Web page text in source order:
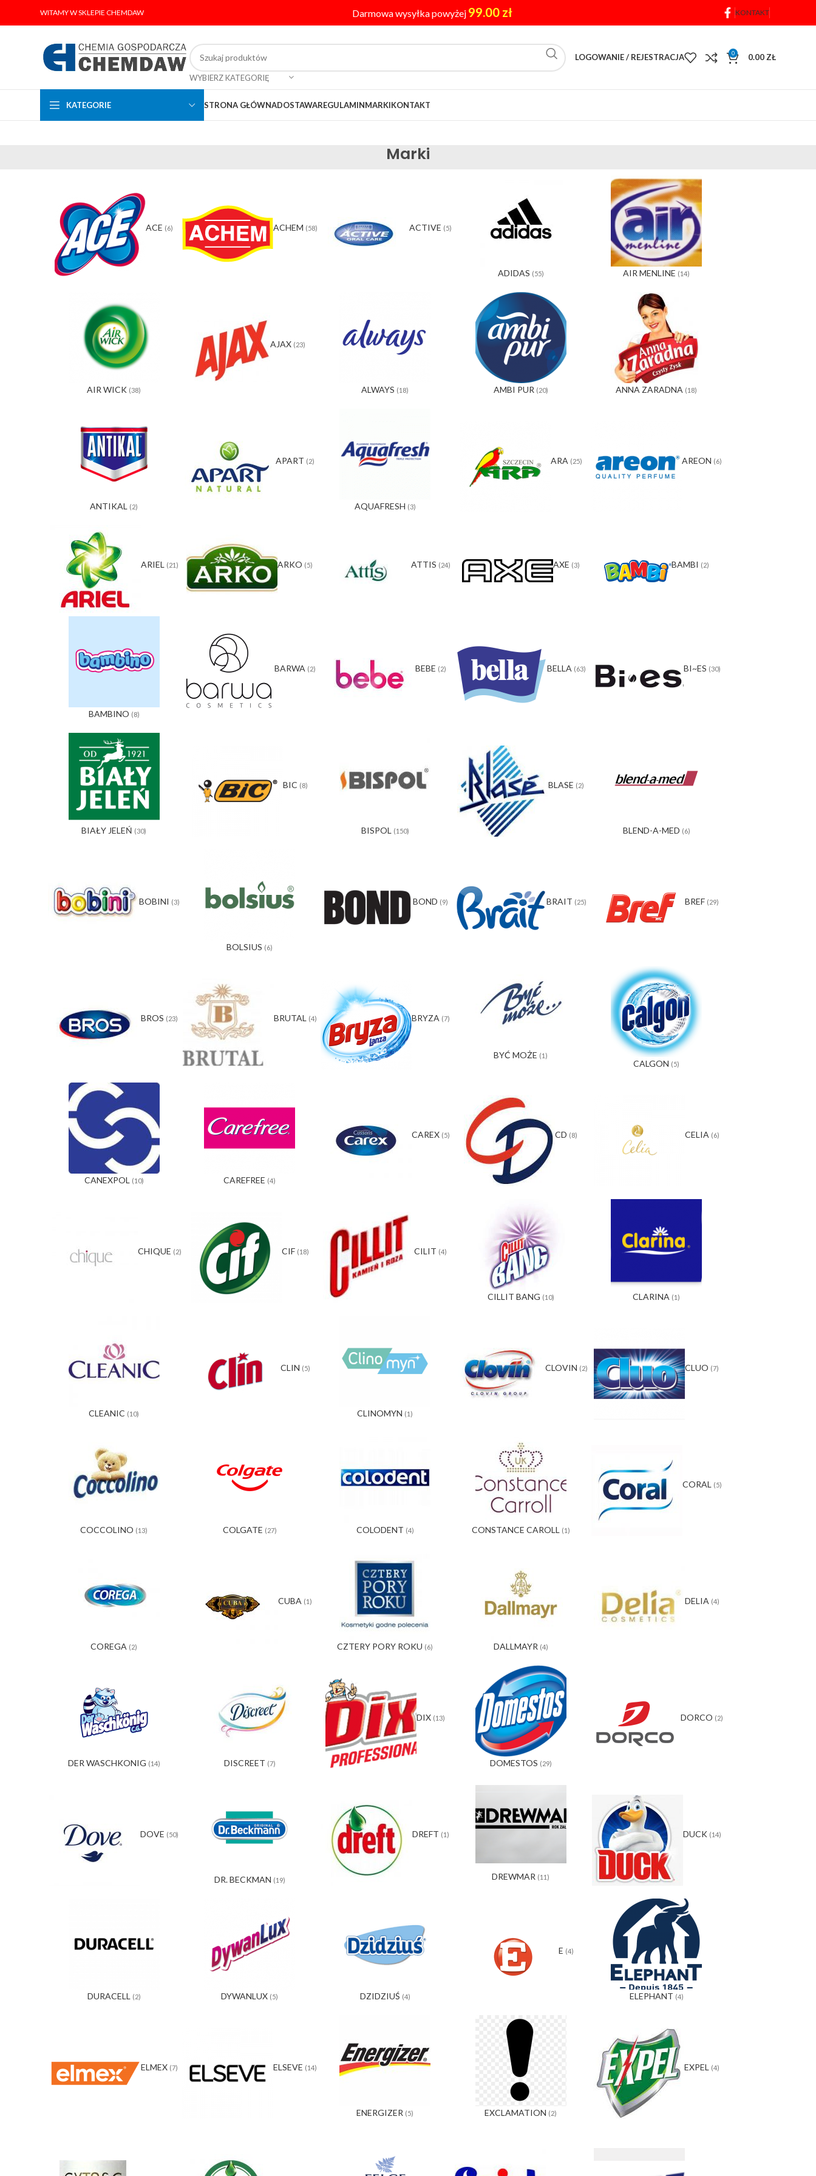
WITAMY W SKLEPIE CHEMDAW Darmowa wysyłka powyżej 99.00 zł KONTAKT
WYBIERZ KATEGORIĘ
LOGOWANIE / REJESTRACJA 0 0.00 ZŁ
KATEGORIE STRONA GŁÓWNADOSTAWAREGULAMINMARKIKONTAKT
Marki
ACE (6) ACHEM (58) ACTIVE (5)
ADIDAS (55) AIR MENLINE (14)
AIR WICK (38)
AJAX (23)
ALWAYS (18) AMBI PUR (20) ANNA ZARADNA (18)
ANTIKAL (2)
APART (2)
AQUAFRESH (3)
ARA (25) AREON (6)
ARIEL (21) ARKO (5) ATTIS (24) AXE (3) BAMBI (2)
BAMBINO (8)
BARWA (2) BEBE (2) BELLA (63) BI~ES (30)
BIAŁY JELEŃ (30)
BIC (8)
BISPOL (150)
BLASE (2)
BLEND-A-MED (6)
BOBINI (3)
BOLSIUS (6)
BOND (9) BRAIT (25) BREF (29)
BROS (23) BRUTAL (4) BRYZA (7)
BYĆ MOŻE (1)
CALGON (5)
CANEXPOL (10) CAREFREE (4)
CAREX (5) CD (8) CELIA (6)
CHIQUE (2) CIF (18) CILIT (4)
CILLIT BANG (10) CLARINA (1)
CLEANIC (10)
CLIN (5)
CLINOMYN (1)
CLOVIN (2) CLUO (7)
COCCOLINO (13) COLGATE (27) COLODENT (4) CONSTANCE CAROLL (1)
CORAL (5)
COREGA (2)
CUBA (1)
CZTERY PORY ROKU (6) DALLMAYR (4)
DELIA (4)
DER WASCHKONIG (14) DISCREET (7)
DIX (13)
DOMESTOS (29)
DORCO (2)
DOVE (50)
DR. BECKMAN (19)
DREFT (1)
DREWMAR (11)
DUCK (14)
DURACELL (2) DYWANLUX (5) DZIDZIUŚ (4)
E (4)
ELEPHANT (4)
ELMEX (7) ELSEVE (14)
ENERGIZER (5) EXCLAMATION (2)
EXPEL (4)